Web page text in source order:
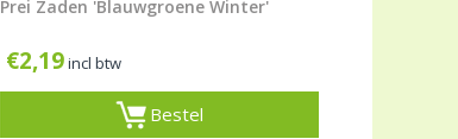
Prei Zaden 'Blauwgroene Winter'
€2,19incl btw
Bestel